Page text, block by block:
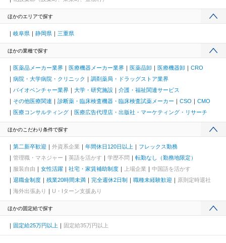
ほかのエリアで探す
岐阜県 静岡県 三重県
ほかの業種で探す
医薬品メーカー業界 医療機器メーカー業界 医薬品卸 医療機器卸
CRO
病院・大学病院・クリニック
調剤薬局・ドラッグストア業界
バイオベンチャー業界
大学・研究施設
介護・福祉関連サービス
その他医療関連
診断薬・臨床検査機器・臨床検査試薬メーカー CSO
CMO
医療コンサルティング
医療広告代理店・出版社・マーケティング・リサーチ
ほかのこだわり条件で探す
第二新卒歓迎 外資系企業 年間休日120日以上
フレックス勤務
管理職・マネジャー
英語を活かす 学歴不問
転勤なし（勤務地限定）
服装自由
女性活躍 社宅・家賃補助制度 上場企業
中国語を活かす
退職金制度
残業20時間未満 完全週休2日制 職種未経験歓迎
原則定時退社
海外出張あり
U・Iターン支援あり
ほかの固定給で探す
固定給25万円以上 固定給35万円以上